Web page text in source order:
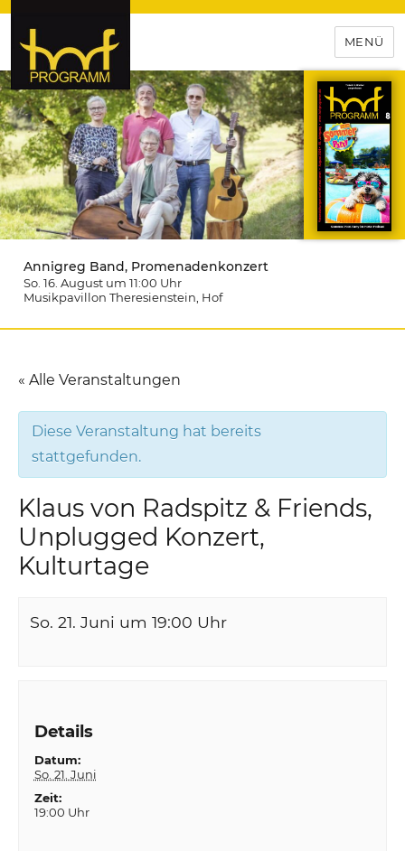
hof-programm – das
Veranstaltungsportal für
Hochfranken
MENÜ
Annigreg Band, Promenadenkonzert
So. 16. August um 11:00 Uhr
Musikpavillon Theresienstein , Hof
« Alle Veranstaltungen
Diese Veranstaltung hat bereits
stattgefunden.
Klaus von Radspitz & Friends,
Unplugged Konzert,
Kulturtage
So. 21. Juni um 19:00 Uhr
Details
Datum:
So. 21. Juni
Zeit:
19:00 Uhr